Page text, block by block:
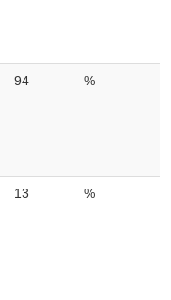
94 %
13 %